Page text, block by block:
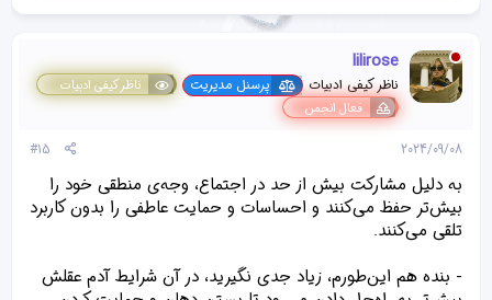
ک
ش‌
ه
ا
[
س
د
ه
ا
lilirose
ناظر کیفی ادبیات پرسنل مدیریت
ناظر کیفی ادبیات
فعال انجمن
2024/09/08
#15
به دلیل مشارکت بیش از حد در اجتماع‌، وجه‌ی منطقی خود را
بیش‌تر حفظ می‌کنند و احساسات و حمایت عاطفی را بدون کاربرد
تلقی می‌کنند.
- بنده هم این‌طورم، زیاد جدی نگیرید، در آن شرایط آدم عقلش